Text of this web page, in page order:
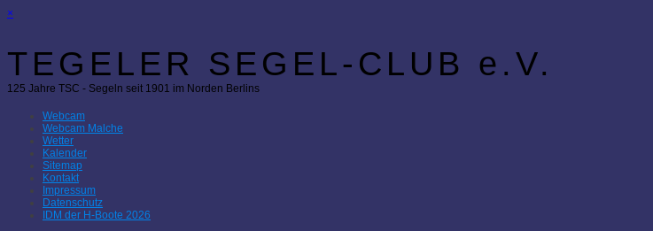
×
TEGELER SEGEL-CLUB e.V.
125 Jahre TSC - Segeln seit 1901 im Norden Berlins
Webcam
Webcam Malche
Wetter
Kalender
Sitemap
Kontakt
Impressum
Datenschutz
IDM der H-Boote 2026